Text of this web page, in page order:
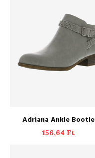
ADD TO CART
Adriana Ankle Bootie
156,64 Ft